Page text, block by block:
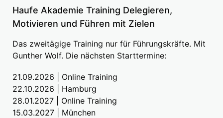
Haufe Akademie Training Delegieren,
Motivieren und Führen mit Zielen
Das zweitägige Training nur für Führungskräfte. Mit
Gunther Wolf. Die nächsten Starttermine:
21.09.2026 | Online Training
22.10.2026 | Hamburg
28.01.2027 | Online Training
15.03.2027 | München